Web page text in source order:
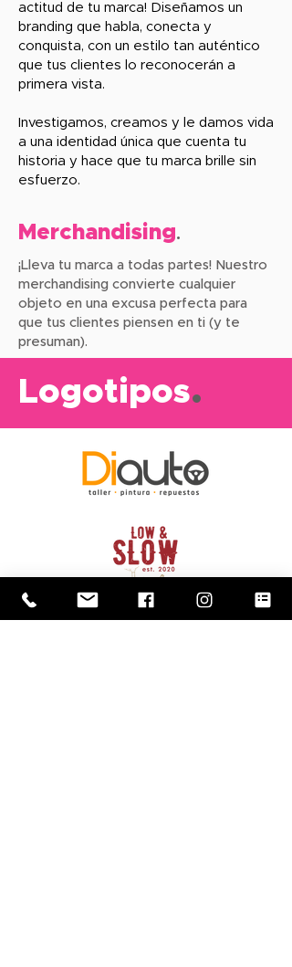
actitud de tu marca! Diseñamos un
branding que habla, conecta y
conquista, con un estilo tan auténtico
que tus clientes lo reconocerán a
primera vista.
Investigamos, creamos y le damos vida
a una identidad única que cuenta tu
historia y hace que tu marca brille sin
esfuerzo.
Merchandising.
¡Lleva tu marca a todas partes! Nuestro
merchandising convierte cualquier
objeto en una excusa perfecta para
que tus clientes piensen en ti (y te
presuman).
Logotipos.